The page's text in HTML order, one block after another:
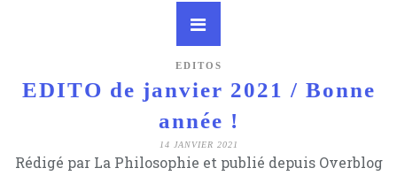
EDITOS
EDITO de janvier 2021 / Bonne
année !
14 JANVIER 2021
Rédigé par La Philosophie et publié depuis Overblog